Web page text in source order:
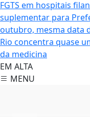
FGTS em hospitais
suplementar para
outubro, mesma data
Rio concentra quase
da medicina
EM ALTA
MENU